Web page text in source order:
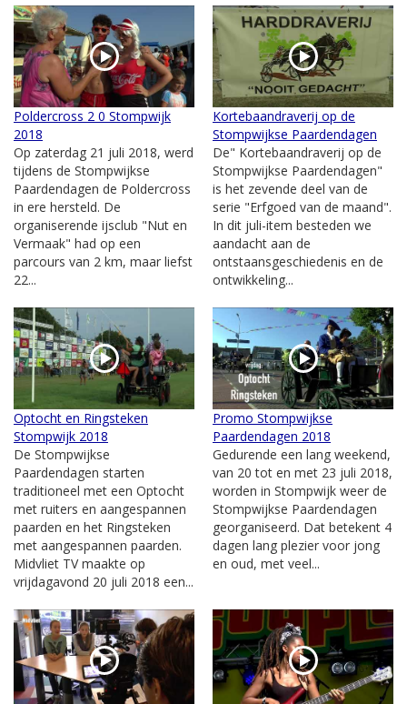
Poldercross 2 0 Stompwijk
2018
Op zaterdag 21 juli 2018, werd
tijdens de Stompwijkse
Paardendagen de Poldercross
in ere hersteld. De
organiserende ijsclub "Nut en
Vermaak" had op een
parcours van 2 km, maar liefst
22...
Kortebaandraverij op de
Stompwijkse Paardendagen
De" Kortebaandraverij op de
Stompwijkse Paardendagen"
is het zevende deel van de
serie "Erfgoed van de maand".
In dit juli-item besteden we
aandacht aan de
ontstaansgeschiedenis en de
ontwikkeling...
Optocht en Ringsteken
Stompwijk 2018
De Stompwijkse
Paardendagen starten
traditioneel met een Optocht
met ruiters en aangespannen
paarden en het Ringsteken
met aangespannen paarden.
Midvliet TV maakte op
vrijdagavond 20 juli 2018 een...
Promo Stompwijkse
Paardendagen 2018
Gedurende een lang weekend,
van 20 tot en met 23 juli 2018,
worden in Stompwijk weer de
Stompwijkse Paardendagen
georganiseerd. Dat betekent 4
dagen lang plezier voor jong
en oud, met veel...